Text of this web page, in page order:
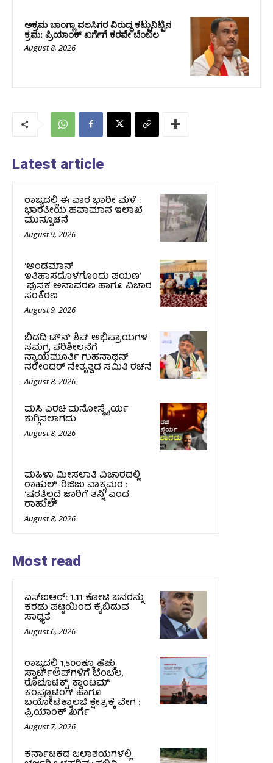
ಅಕ್ರಮ ಬಾಂಗ್ಲಾ ವಲಸಿಗರ ವಿರುದ್ಧ ಕಟ್ಟುನಿಟ್ಟಿನ
ಕ್ರಮ: ಪ್ರಿಯಾಂಕ್ ಖರ್ಗೆಗೆ ಕರವೇ ಬೆಂಬಲ
August 8, 2026
Latest article
ರಾಜ್ಯದಲ್ಲಿ ಈ ವಾರ ಭಾರೀ ಮಳೆ :
ಭಾರತೀಯ ಹವಾಮಾನ ಇಲಾಖೆ
ಮುನ್ಸೂಚನೆ
August 9, 2026
‘ಅಂಡಮಾನ್
ಇತಿಹಾಸದೊಳಗೊಂದು ಪಯಣ’
ಪುಸ್ತಕ ಅನಾವರಣ ಹಾಗೂ ವಿಚಾರ
ಸಂಕಿರಣ
August 9, 2026
ಬಿಡದಿ ಟೌನ್ ಶಿಪ್ ಅಭಿಪ್ರಾಯಗಳ
ಸಮಗ್ರ ಪರಿಶೀಲನೆಗೆ
ನ್ಯಾಯಮೂರ್ತಿ ಗುಹನಾಥನ್
ನರೇಂದರ್ ನೇತೃತ್ವದ ಸಮಿತಿ ರಚನೆ
August 8, 2026
ಮಸಿ ಎರಚಿ ಮನೋಸ್ಥೈರ್ಯ
ಕುಗ್ಗಿಸಲಾಗದು
August 8, 2026
ಮಹಿಳಾ ಮೀಸಲಾತಿ ವಿಚಾರದಲ್ಲಿ
ರಾಹುಲ್‌-ರಿಜಿಜು ವಾಕ್ಸಮರ :
‘ಷರತ್ತಿಲ್ಲದೆ ಜಾರಿಗೆ ತನ್ನಿ’ ಎಂದ
ರಾಹುಲ್‌
August 8, 2026
Most read
ಎಸ್‌ಐಆರ್‌: 1.11 ಕೋಟಿ ಜನರನ್ನು
ಕರಡು ಪಟ್ಟಿಯಿಂದ ಕೈಬಿಡುವ
ಸಾಧ್ಯತೆ
August 6, 2026
ರಾಜ್ಯದಲ್ಲಿ 1,500ಕ್ಕೂ ಹೆಚ್ಚು
ಸ್ಟಾರ್ಟ್‌ಅಪ್‌ಗಳಿಗೆ ಬೆಂಬಲ,
ರೊಬೊಟಿಕ್ಸ್, ಕ್ವಾಂಟಮ್
ಕಂಪ್ಯೂಟಿಂಗ್ ಹಾಗೂ
ಬಯೋಟೆಕ್ನಾಲಜಿ ಕ್ಷೇತ್ರಕ್ಕೆ ವೇಗ :
ಪ್ರಿಯಾಂಕ್‌ ಖರ್ಗೆ
August 7, 2026
ಕರ್ನಾಟಕದ ಜಲಾಶಯಗಳಲ್ಲಿ